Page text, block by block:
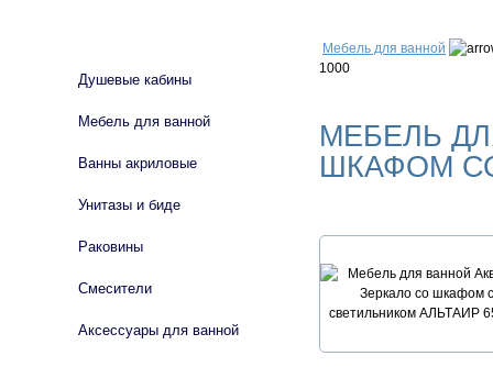
Мебель для ванной
1000
МЕБЕЛЬ
ШКАФОМ
Душевые кабины
Мебель для ванной
Ванны акриловые
Унитазы и биде
Раковины
Смесители
Аксессуары для ванной